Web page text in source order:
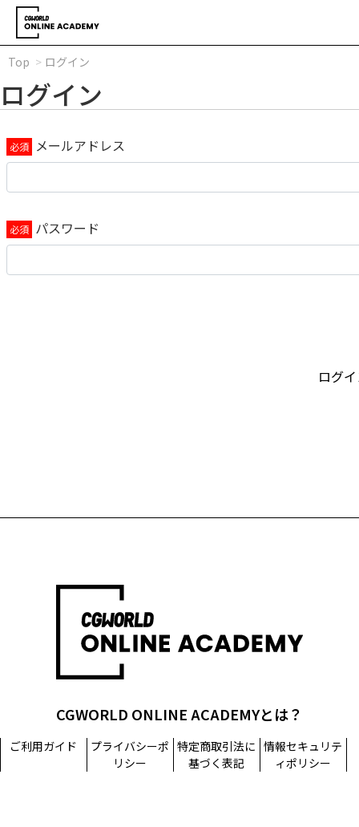
Top ログイン
ログイン
メールアドレス
パスワード
ログ
CGWORLD ONLINE ACADEMYとは？
ご利用ガイド
プライバシーポ
リシー
特定商取引法に
基づく表記
情報セキュリテ
ィポリシー